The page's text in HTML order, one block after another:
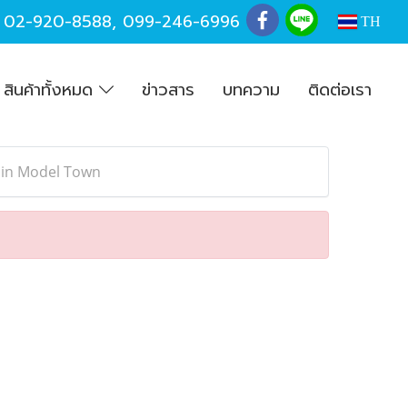
02-920-8588, 099-246-6996 TH
สินค้าทั้งหมด ข่าวสาร บทความ ติดต่อเรา
Model Town